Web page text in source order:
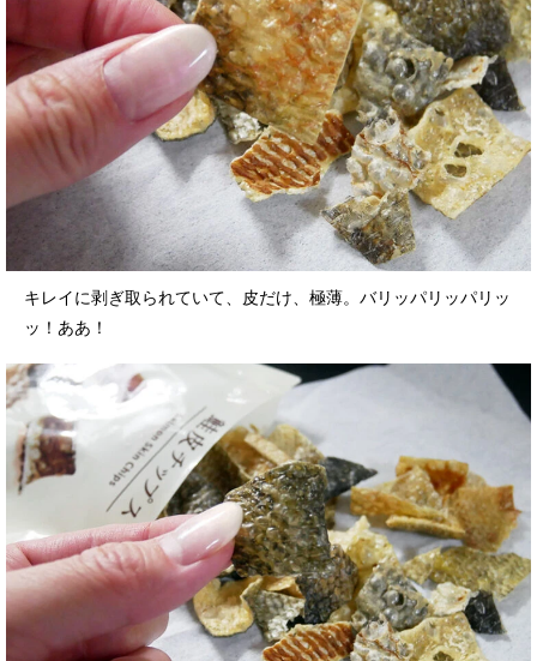
キレイに剥ぎ取られていて、皮だけ、極薄。バリッパリッパリッ
ッ！ああ！